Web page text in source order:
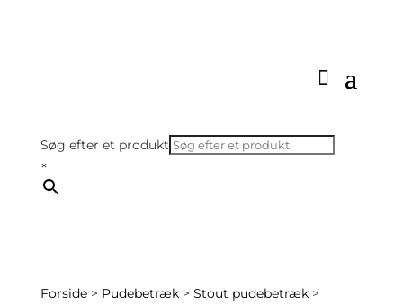
Søg efter et produkt
×
Forside> Pudebetræk> Stout pudebetræk>